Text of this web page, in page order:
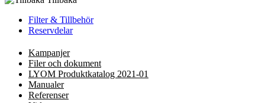
Filter & Tillbehör
Reservdelar
Kampanjer
Filer och dokument
LYOM Produktkatalog 2021-01
Manualer
Referenser